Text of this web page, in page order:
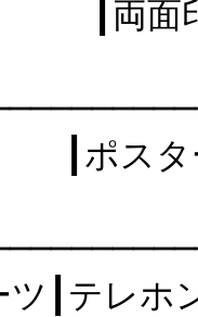
面印
┃ポスタ
ツ┃テレホ